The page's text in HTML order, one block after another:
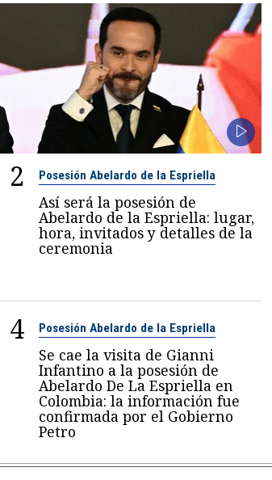
2 Posesión Abelardo de la Espriella
Así será la posesión de
Abelardo de la Espriella: lugar,
hora, invitados y detalles de la
ceremonia
4 Posesión Abelardo de la Espriella
Se cae la visita de Gianni
Infantino a la posesión de
Abelardo De La Espriella en
Colombia: la información fue
confirmada por el Gobierno
Petro